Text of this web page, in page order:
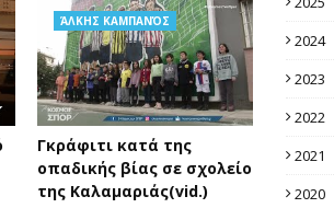
ΆΛΚΗΣ ΚΑΜΠΑΝΌΣ
Γκράφιτι κατά της
οπαδικής βίας σε σχολείο
της Καλαμαριάς(vid.)
2024
2023
2022
2021
2020